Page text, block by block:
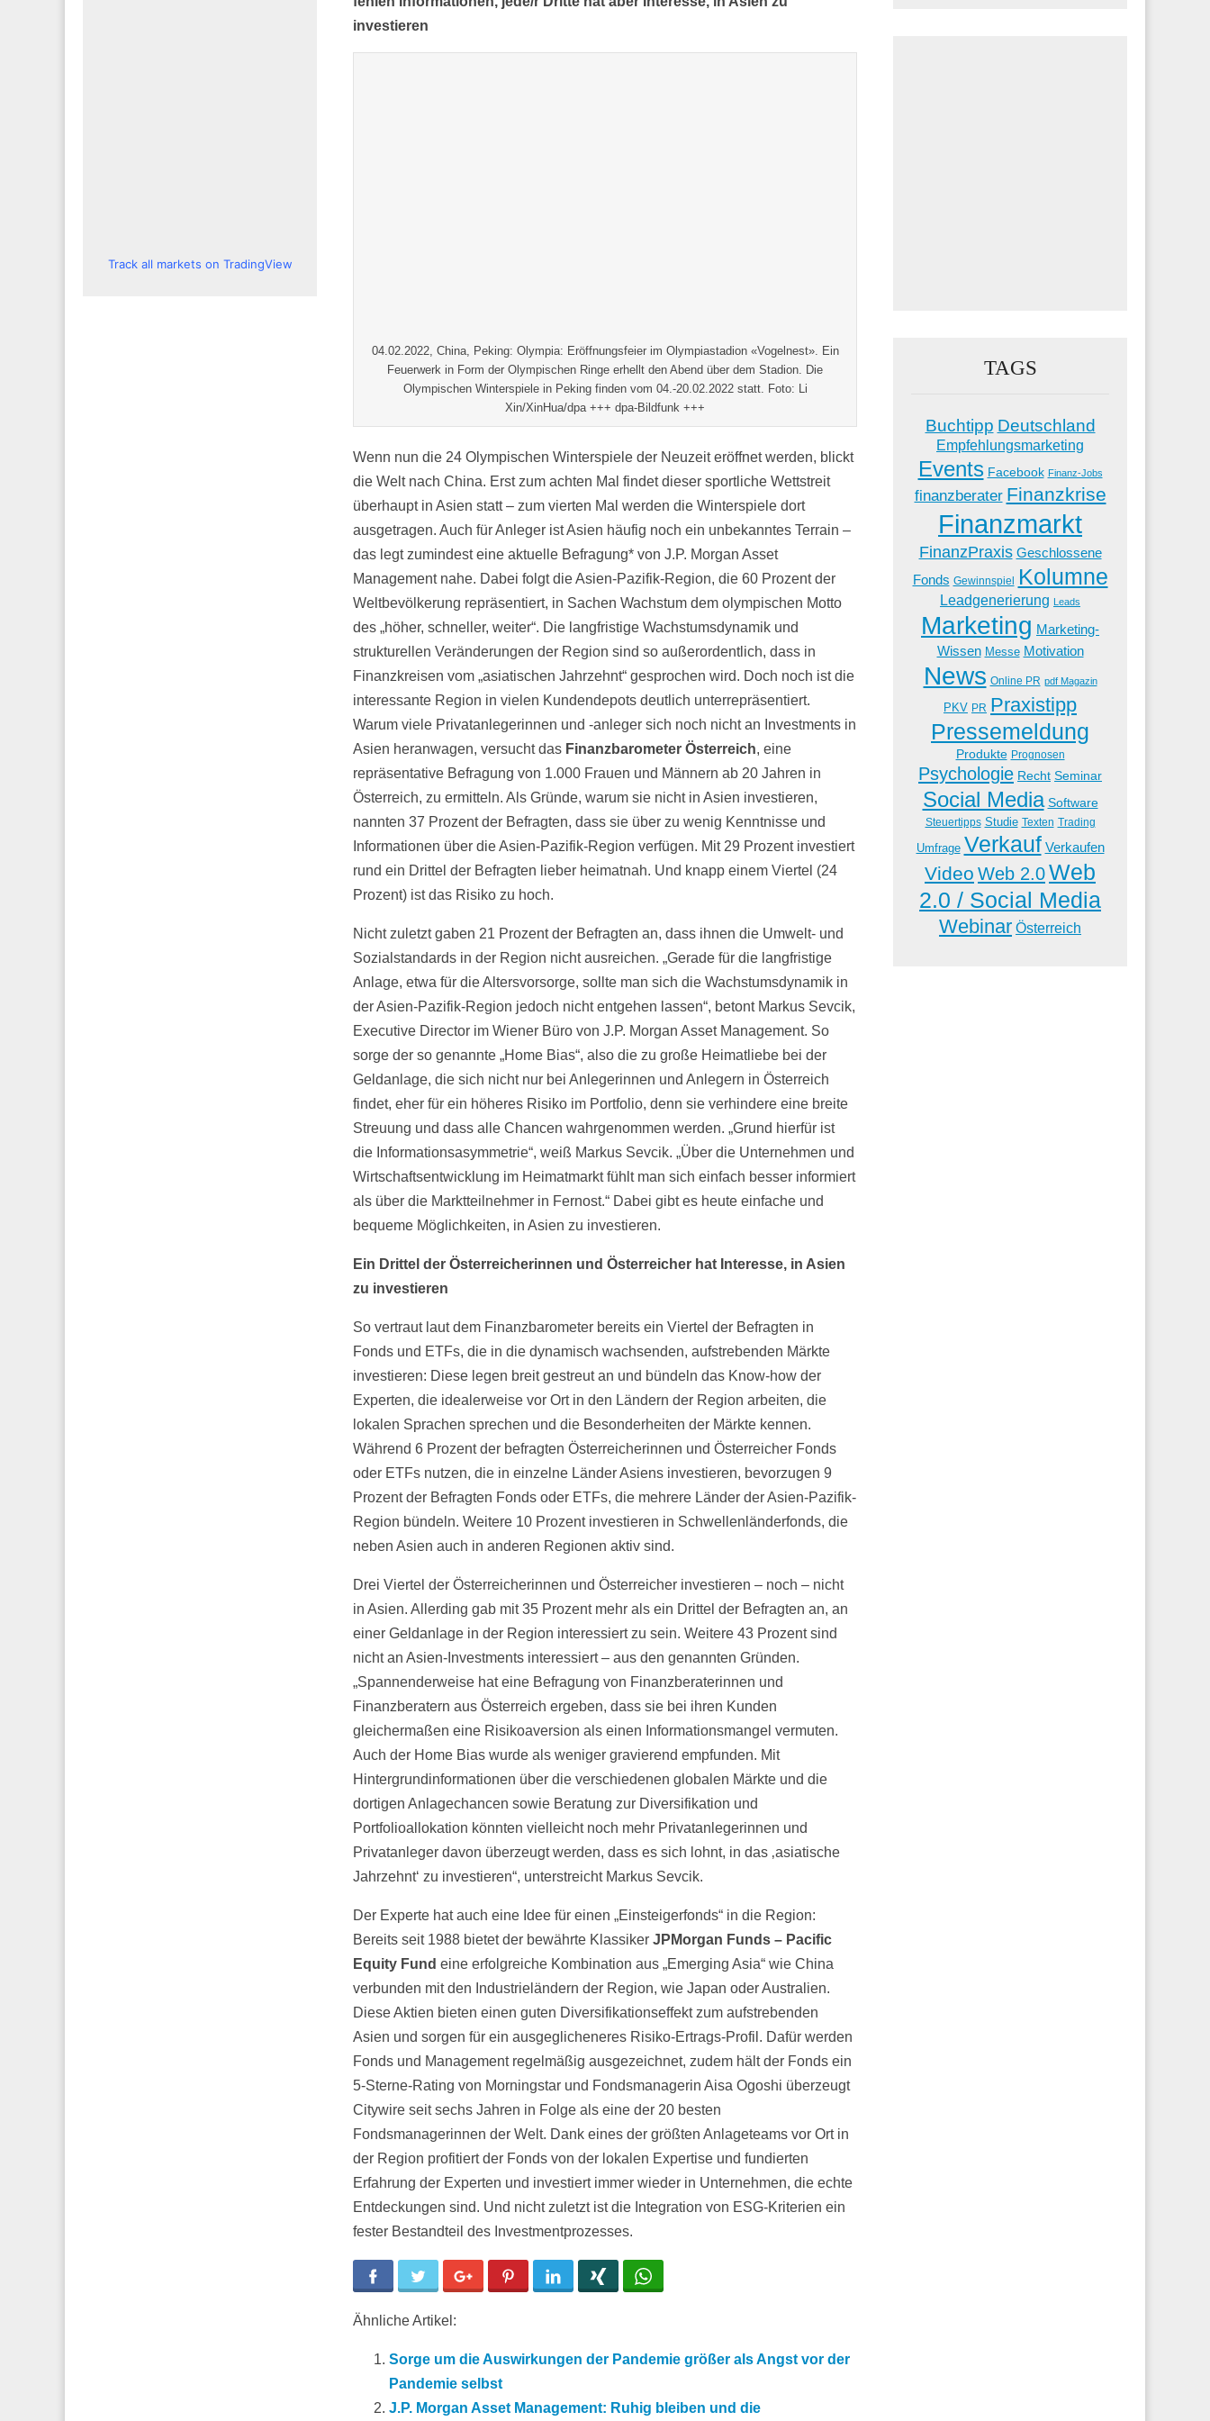
investieren
04.02.2022, China, Peking: Olympia: Eröffnungsfeier im Olympiastadion «Vogelnest». Ein
Feuerwerk in Form der Olympischen Ringe erhellt den Abend über dem Stadion. Die
Olympischen Winterspiele in Peking finden vom 04.-20.02.2022 statt. Foto: Li
Xin/XinHua/dpa +++ dpa-Bildfunk +++
Wenn nun die 24 Olympischen Winterspiele der Neuzeit eröffnet werden, blickt
die Welt nach China. Erst zum achten Mal findet dieser sportliche Wettstreit
überhaupt in Asien statt – zum vierten Mal werden die Winterspiele dort
ausgetragen. Auch für Anleger ist Asien häufig noch ein unbekanntes Terrain –
das legt zumindest eine aktuelle Befragung* von J.P. Morgan Asset
Management nahe. Dabei folgt die Asien-Pazifik-Region, die 60 Prozent der
Weltbevölkerung repräsentiert, in Sachen Wachstum dem olympischen Motto
des „höher, schneller, weiter“. Die langfristige Wachstumsdynamik und
strukturellen Veränderungen der Region sind so außerordentlich, dass in
Finanzkreisen vom „asiatischen Jahrzehnt“ gesprochen wird. Doch noch ist die
interessante Region in vielen Kundendepots deutlich unterrepräsentiert.
Warum viele Privatanlegerinnen und -anleger sich noch nicht an Investments in
Asien heranwagen, versucht das Finanzbarometer Österreich, eine
repräsentative Befragung von 1.000 Frauen und Männern ab 20 Jahren in
Österreich, zu ermitteln. Als Gründe, warum sie nicht in Asien investieren,
nannten 37 Prozent der Befragten, dass sie über zu wenig Kenntnisse und
Informationen über die Asien-Pazifik-Region verfügen. Mit 29 Prozent investiert
rund ein Drittel der Befragten lieber heimatnah. Und knapp einem Viertel (24
Prozent) ist das Risiko zu hoch.
Nicht zuletzt gaben 21 Prozent der Befragten an, dass ihnen die Umwelt- und
Sozialstandards in der Region nicht ausreichen. „Gerade für die langfristige
Anlage, etwa für die Altersvorsorge, sollte man sich die Wachstumsdynamik in
der Asien-Pazifik-Region jedoch nicht entgehen lassen“, betont Markus Sevcik,
Executive Director im Wiener Büro von J.P. Morgan Asset Management. So
sorge der so genannte „Home Bias“, also die zu große Heimatliebe bei der
Geldanlage, die sich nicht nur bei Anlegerinnen und Anlegern in Österreich
findet, eher für ein höheres Risiko im Portfolio, denn sie verhindere eine breite
Streuung und dass alle Chancen wahrgenommen werden. „Grund hierfür ist
die Informationsasymmetrie“, weiß Markus Sevcik. „Über die Unternehmen und
Wirtschaftsentwicklung im Heimatmarkt fühlt man sich einfach besser informiert
als über die Marktteilnehmer in Fernost.“ Dabei gibt es heute einfache und
bequeme Möglichkeiten, in Asien zu investieren.
Ein Drittel der Österreicherinnen und Österreicher hat Interesse, in Asien
zu investieren
So vertraut laut dem Finanzbarometer bereits ein Viertel der Befragten in
Fonds und ETFs, die in die dynamisch wachsenden, aufstrebenden Märkte
investieren: Diese legen breit gestreut an und bündeln das Know-how der
Experten, die idealerweise vor Ort in den Ländern der Region arbeiten, die
lokalen Sprachen sprechen und die Besonderheiten der Märkte kennen.
Während 6 Prozent der befragten Österreicherinnen und Österreicher Fonds
oder ETFs nutzen, die in einzelne Länder Asiens investieren, bevorzugen 9
Prozent der Befragten Fonds oder ETFs, die mehrere Länder der Asien-Pazifik-
Region bündeln. Weitere 10 Prozent investieren in Schwellenländerfonds, die
neben Asien auch in anderen Regionen aktiv sind.
Drei Viertel der Österreicherinnen und Österreicher investieren – noch – nicht
in Asien. Allerding gab mit 35 Prozent mehr als ein Drittel der Befragten an, an
einer Geldanlage in der Region interessiert zu sein. Weitere 43 Prozent sind
nicht an Asien-Investments interessiert – aus den genannten Gründen.
„Spannenderweise hat eine Befragung von Finanzberaterinnen und
Finanzberatern aus Österreich ergeben, dass sie bei ihren Kunden
gleichermaßen eine Risikoaversion als einen Informationsmangel vermuten.
Auch der Home Bias wurde als weniger gravierend empfunden. Mit
Hintergrundinformationen über die verschiedenen globalen Märkte und die
dortigen Anlagechancen sowie Beratung zur Diversifikation und
Portfolioallokation könnten vielleicht noch mehr Privatanlegerinnen und
Privatanleger davon überzeugt werden, dass es sich lohnt, in das ‚asiatische
Jahrzehnt‘ zu investieren“, unterstreicht Markus Sevcik.
Der Experte hat auch eine Idee für einen „Einsteigerfonds“ in die Region:
Bereits seit 1988 bietet der bewährte Klassiker JPMorgan Funds – Pacific
Equity Fund eine erfolgreiche Kombination aus „Emerging Asia“ wie China
verbunden mit den Industrieländern der Region, wie Japan oder Australien.
Diese Aktien bieten einen guten Diversifikationseffekt zum aufstrebenden
Asien und sorgen für ein ausgeglicheneres Risiko-Ertrags-Profil. Dafür werden
Fonds und Management regelmäßig ausgezeichnet, zudem hält der Fonds ein
5-Sterne-Rating von Morningstar und Fondsmanagerin Aisa Ogoshi überzeugt
Citywire seit sechs Jahren in Folge als eine der 20 besten
Fondsmanagerinnen der Welt. Dank eines der größten Anlageteams vor Ort in
der Region profitiert der Fonds von der lokalen Expertise und fundierten
Erfahrung der Experten und investiert immer wieder in Unternehmen, die echte
Entdeckungen sind. Und nicht zuletzt ist die Integration von ESG-Kriterien ein
fester Bestandteil des Investmentprozesses.
Facebook Twitter Google+ Pinterest LinkedIn
Ähnliche Artikel:
Sorge um die Auswirkungen der Pandemie größer als Angst vor der
Pandemie selbst
J.P. Morgan Asset Management: Ruhig bleiben und die
Track all markets on TradingView
TAGS
Buchtipp Deutschland
Empfehlungsmarketing
Events Facebook Finanz-Jobs
finanzberater Finanzkrise
Finanzmarkt
FinanzPraxis Geschlossene
Fonds Gewinnspiel Kolumne
Leadgenerierung Leads
Marketing Marketing-
Wissen Messe Motivation
News Online PR pdf Magazin
PKV PR Praxistipp
Pressemeldung
Produkte Prognosen
Psychologie Recht Seminar
Social Media Software
Steuertipps Studie Texten Trading
Umfrage Verkauf Verkaufen
Video Web 2.0Web
2.0 / Social Media
Webinar Österreich